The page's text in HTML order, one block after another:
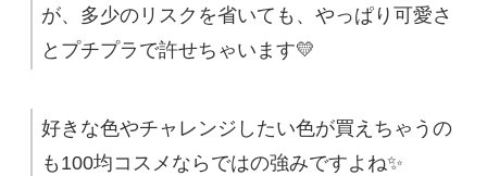
が、多少のリスクを省いても、やっぱり可愛さ
とプチプラで許せちゃいます💛
好きな色やチャレンジしたい色が買えちゃうの
も100均コスメならではの強みですよね✨